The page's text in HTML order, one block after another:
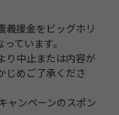
義援金をビッグホリ
ています。
り中止または内容が
じめご了承くださ
ンペーンのスポン